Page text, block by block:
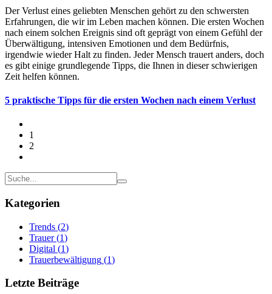
Der Verlust eines geliebten Menschen gehört zu den schwersten
Erfahrungen, die wir im Leben machen können. Die ersten Wochen
nach einem solchen Ereignis sind oft geprägt von einem Gefühl der
Überwältigung, intensiven Emotionen und dem Bedürfnis,
irgendwie wieder Halt zu finden. Jeder Mensch trauert anders, doch
es gibt einige grundlegende Tipps, die Ihnen in dieser schwierigen
Zeit helfen können.
5 praktische Tipps für die ersten Wochen nach einem Verlust
1
2
Kategorien
Trends (2)
Trauer (1)
Digital (1)
Trauerbewältigung (1)
Letzte Beiträge